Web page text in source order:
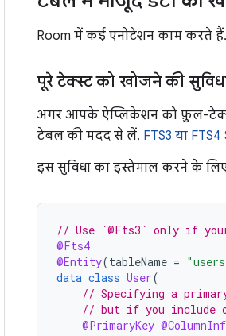
Room में कई एनोटेशन काम करते
पूरे टेक्स्ट को खोजने की
अगर आपके ऐप्लिकेशन को फ़ुल-
टेबल की मदद से लें. FTS3 या
इस सुविधा का इस्तेमाल करने के
// Use `@Fts3` only if
@Fts4
@Entity(tableName =
data class User(
// Specifying a
// but if you include
@PrimaryKey